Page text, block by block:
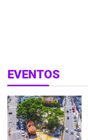
EVENTOS